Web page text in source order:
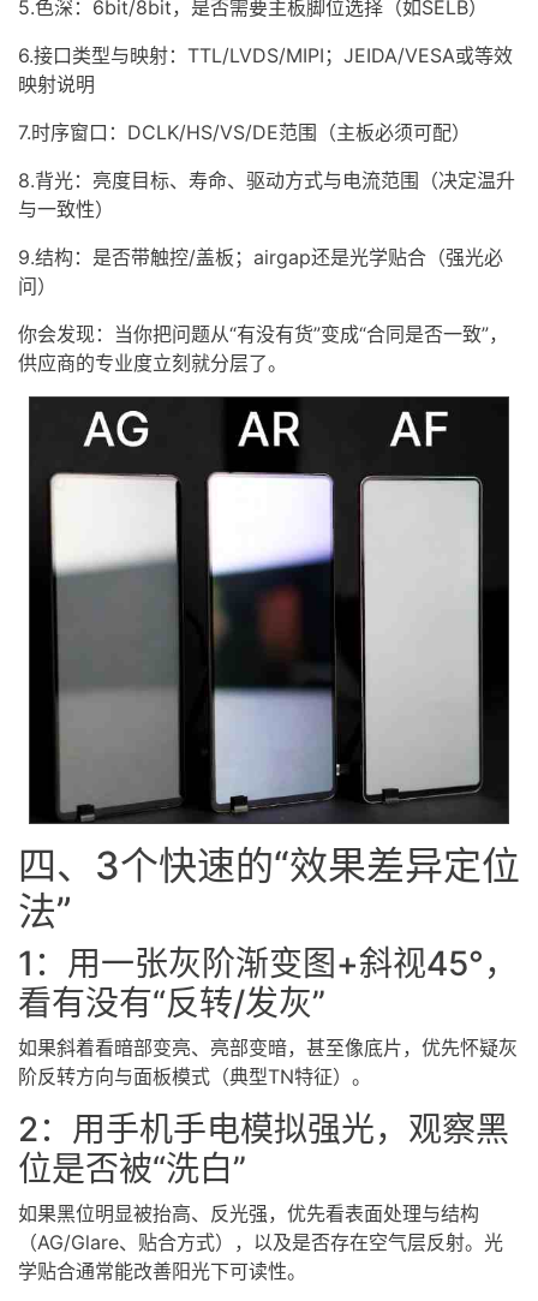
5.色深：6bit/8bit，是否需要主板脚位选择（如SELB）
6.接口类型与映射：TTL/LVDS/MIPI；JEIDA/VESA或等效
映射说明
7.时序窗口：DCLK/HS/VS/DE范围（主板必须可配）
8.背光：亮度目标、寿命、驱动方式与电流范围（决定温升
与一致性）
9.结构：是否带触控/盖板；airgap还是光学贴合（强光必
问）
你会发现：当你把问题从“有没有货”变成“合同是否一致”，
供应商的专业度立刻就分层了。
四、3个快速的“效果差异定位
法”
1：用一张灰阶渐变图+斜视45°，
看有没有“反转/发灰”
如果斜着看暗部变亮、亮部变暗，甚至像底片，优先怀疑灰
阶反转方向与面板模式（典型TN特征）。
2：用手机手电模拟强光，观察黑
位是否被“洗白”
如果黑位明显被抬高、反光强，优先看表面处理与结构
（AG/Glare、贴合方式），以及是否存在空气层反射。光
学贴合通常能改善阳光下可读性。